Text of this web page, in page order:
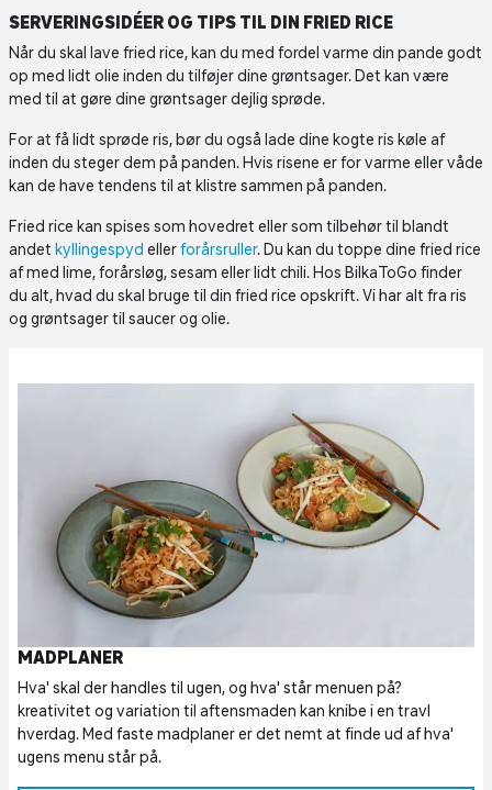
SERVERINGSIDÉER OG TIPS TIL DIN FRIED RICE
Når du skal lave fried rice, kan du med fordel varme din pande godt
op med lidt olie inden du tilføjer dine grøntsager. Det kan være
med til at gøre dine grøntsager dejlig sprøde.
For at få lidt sprøde ris, bør du også lade dine kogte ris køle af
inden du steger dem på panden. Hvis risene er for varme eller våde
kan de have tendens til at klistre sammen på panden.
Fried rice kan spises som hovedret eller som tilbehør til blandt
andet kyllingespyd ellerforårsruller. Du kan du toppe dine fried rice
af med lime, forårsløg, sesam eller lidt chili. Hos BilkaToGo finder
du alt, hvad du skal bruge til din fried rice opskrift. Vi har alt fra ris
og grøntsager til saucer og olie.
MADPLANER
Hva' skal der handles til ugen, og hva' står menuen på?
kreativitet og variation til aftensmaden kan knibe i en travl
hverdag. Med faste madplaner er det nemt at finde ud af hva'
ugens menu står på.